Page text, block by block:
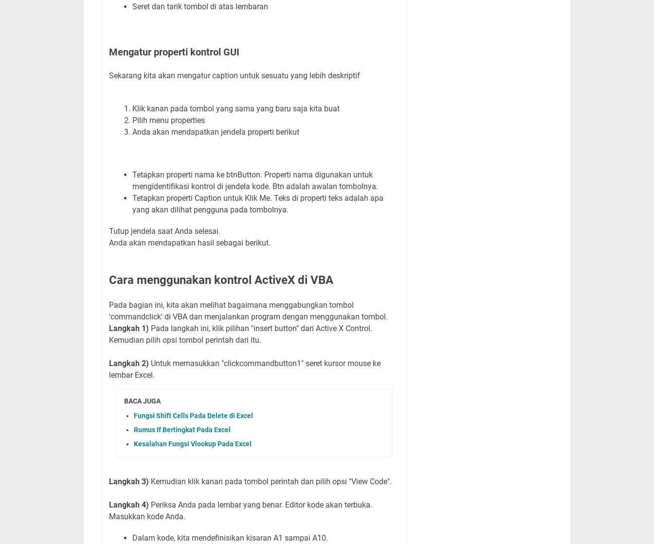
Seret dan tarik tombol di atas lembaran
Mengatur properti kontrol GUI
Sekarang kita akan mengatur caption untuk sesuatu yang lebih deskriptif
Klik kanan pada tombol yang sama yang baru saja kita buat
Pilih menu properties
Anda akan mendapatkan jendela properti berikut
Tetapkan properti nama ke btnButton. Properti nama digunakan untuk
mengidentifikasi kontrol di jendela kode. Btn adalah awalan tombolnya.
Tetapkan properti Caption untuk Klik Me. Teks di properti teks adalah apa
yang akan dilihat pengguna pada tombolnya.
Tutup jendela saat Anda selesai.
Anda akan mendapatkan hasil sebagai berikut.
Cara menggunakan kontrol ActiveX di VBA
Pada bagian ini, kita akan melihat bagaimana menggabungkan tombol
'commandclick' di VBA dan menjalankan program dengan menggunakan tombol.
Langkah 1) Pada langkah ini, klik pilihan "insert button" dari Active X Control.
Kemudian pilih opsi tombol perintah dari itu.
Langkah 2) Untuk memasukkan "clickcommandbutton1" seret kursor mouse ke
lembar Excel.
BACA JUGA
Fungsi Shift Cells Pada Delete di Excel
Rumus If Bertingkat Pada Excel
Kesalahan Fungsi Vlookup Pada Excel
Langkah 3) Kemudian klik kanan pada tombol perintah dan pilih opsi "View Code".
Langkah 4) Periksa Anda pada lembar yang benar. Editor kode akan terbuka.
Masukkan kode Anda.
Dalam kode, kita mendefinisikan kisaran A1 sampai A10.